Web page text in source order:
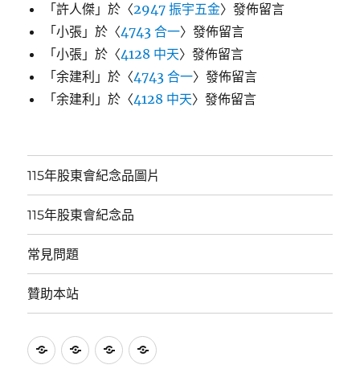
「許人傑 」於〈2947 振宇五金〉發佈留言
「小張 」於〈4743 合一〉發佈留言
「小張 」於〈4128 中天〉發佈留言
「余建利 」於〈4743 合一〉發佈留言
「余建利 」於〈4128 中天〉發佈留言
115年股東會紀念品圖片
115年股東會紀念品
常見問題
贊助本站
115
115
常
贊